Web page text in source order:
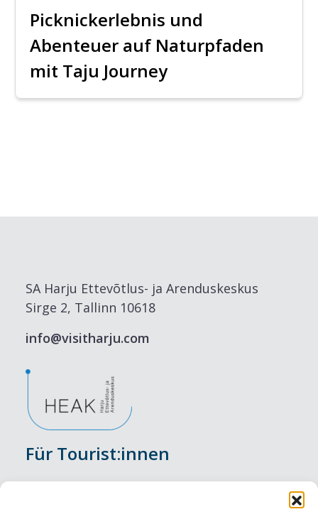
Picknickerlebnis und
Abenteuer auf Naturpfaden
mit Taju Journey
SA Harju Ettevõtlus- ja Arenduskeskus
Sirge 2, Tallinn 10618
info@visitharju.com
Für Tourist:innen